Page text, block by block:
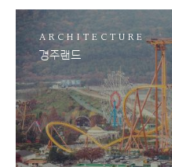
ARCHITECTURE
경주랜드